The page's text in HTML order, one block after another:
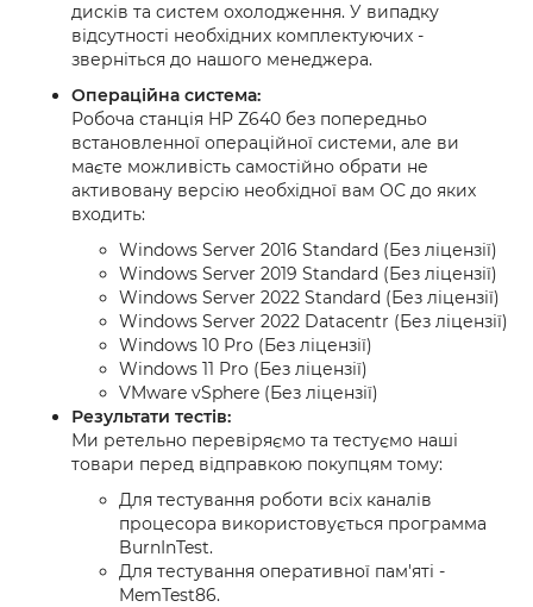
дисків та систем охолодження. У випадку
відсутності необхідних комплектуючих -
зверніться до нашого менеджера.
Операційна система:
Робоча станція HP Z640 без попередньо
встановленної операційної системи, але ви
маєте можливість самостійно обрати не
активовану версію необхідної вам ОС до яких
входить:
Windows Server 2016 Standard (Без ліцензії)
Windows Server 2019 Standard (Без ліцензії)
Windows Server 2022 Standard (Без ліцензії)
Windows Server 2022 Datacentr (Без ліцензії)
Windows 10 Pro (Без ліцензії)
Windows 11 Pro (Без ліцензії)
VMware vSphere (Без ліцензії)
Результати тестів:
Ми ретельно перевіряємо та тестуємо наші
товари перед відправкою покупцям тому:
Для тестування роботи всіх каналів
процесора використовується программа
BurnInTest.
Для тестування оперативної пам'яті -
MemTest86.